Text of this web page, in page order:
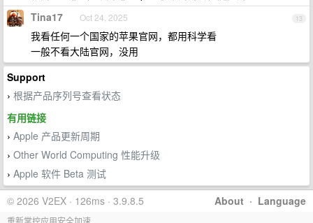
13
Tina17 Oct 24, 2025
我看任何一个国家的苹果官网，都用科学看
一般不看大陆官网，没用
Support
› 根据产品序列号查看状态
有用链接
› Apple 产品更新周期
› Other World Computing 性能升级
› Apple 软件 Beta 测试
About · Language
© 2026 V2EX · 126ms · 3.9.8.5
重新掌控应用安全加速